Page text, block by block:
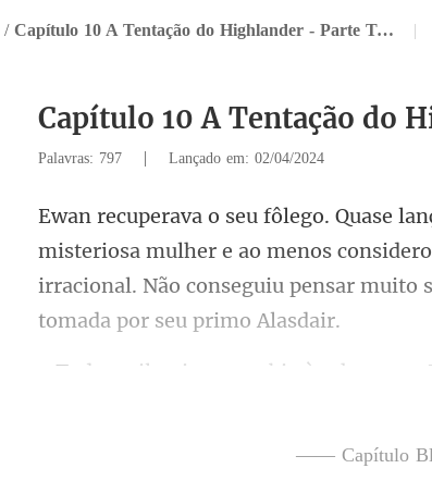
/ Capítulo 10 A Tentação do Highlander - Parte Três |
Capítulo 10 A Tentação do
Palavras: 797 | Lançado em: 02/04/2024
mulher e ao menos
irracional. Não conse
as
—— Capítulo